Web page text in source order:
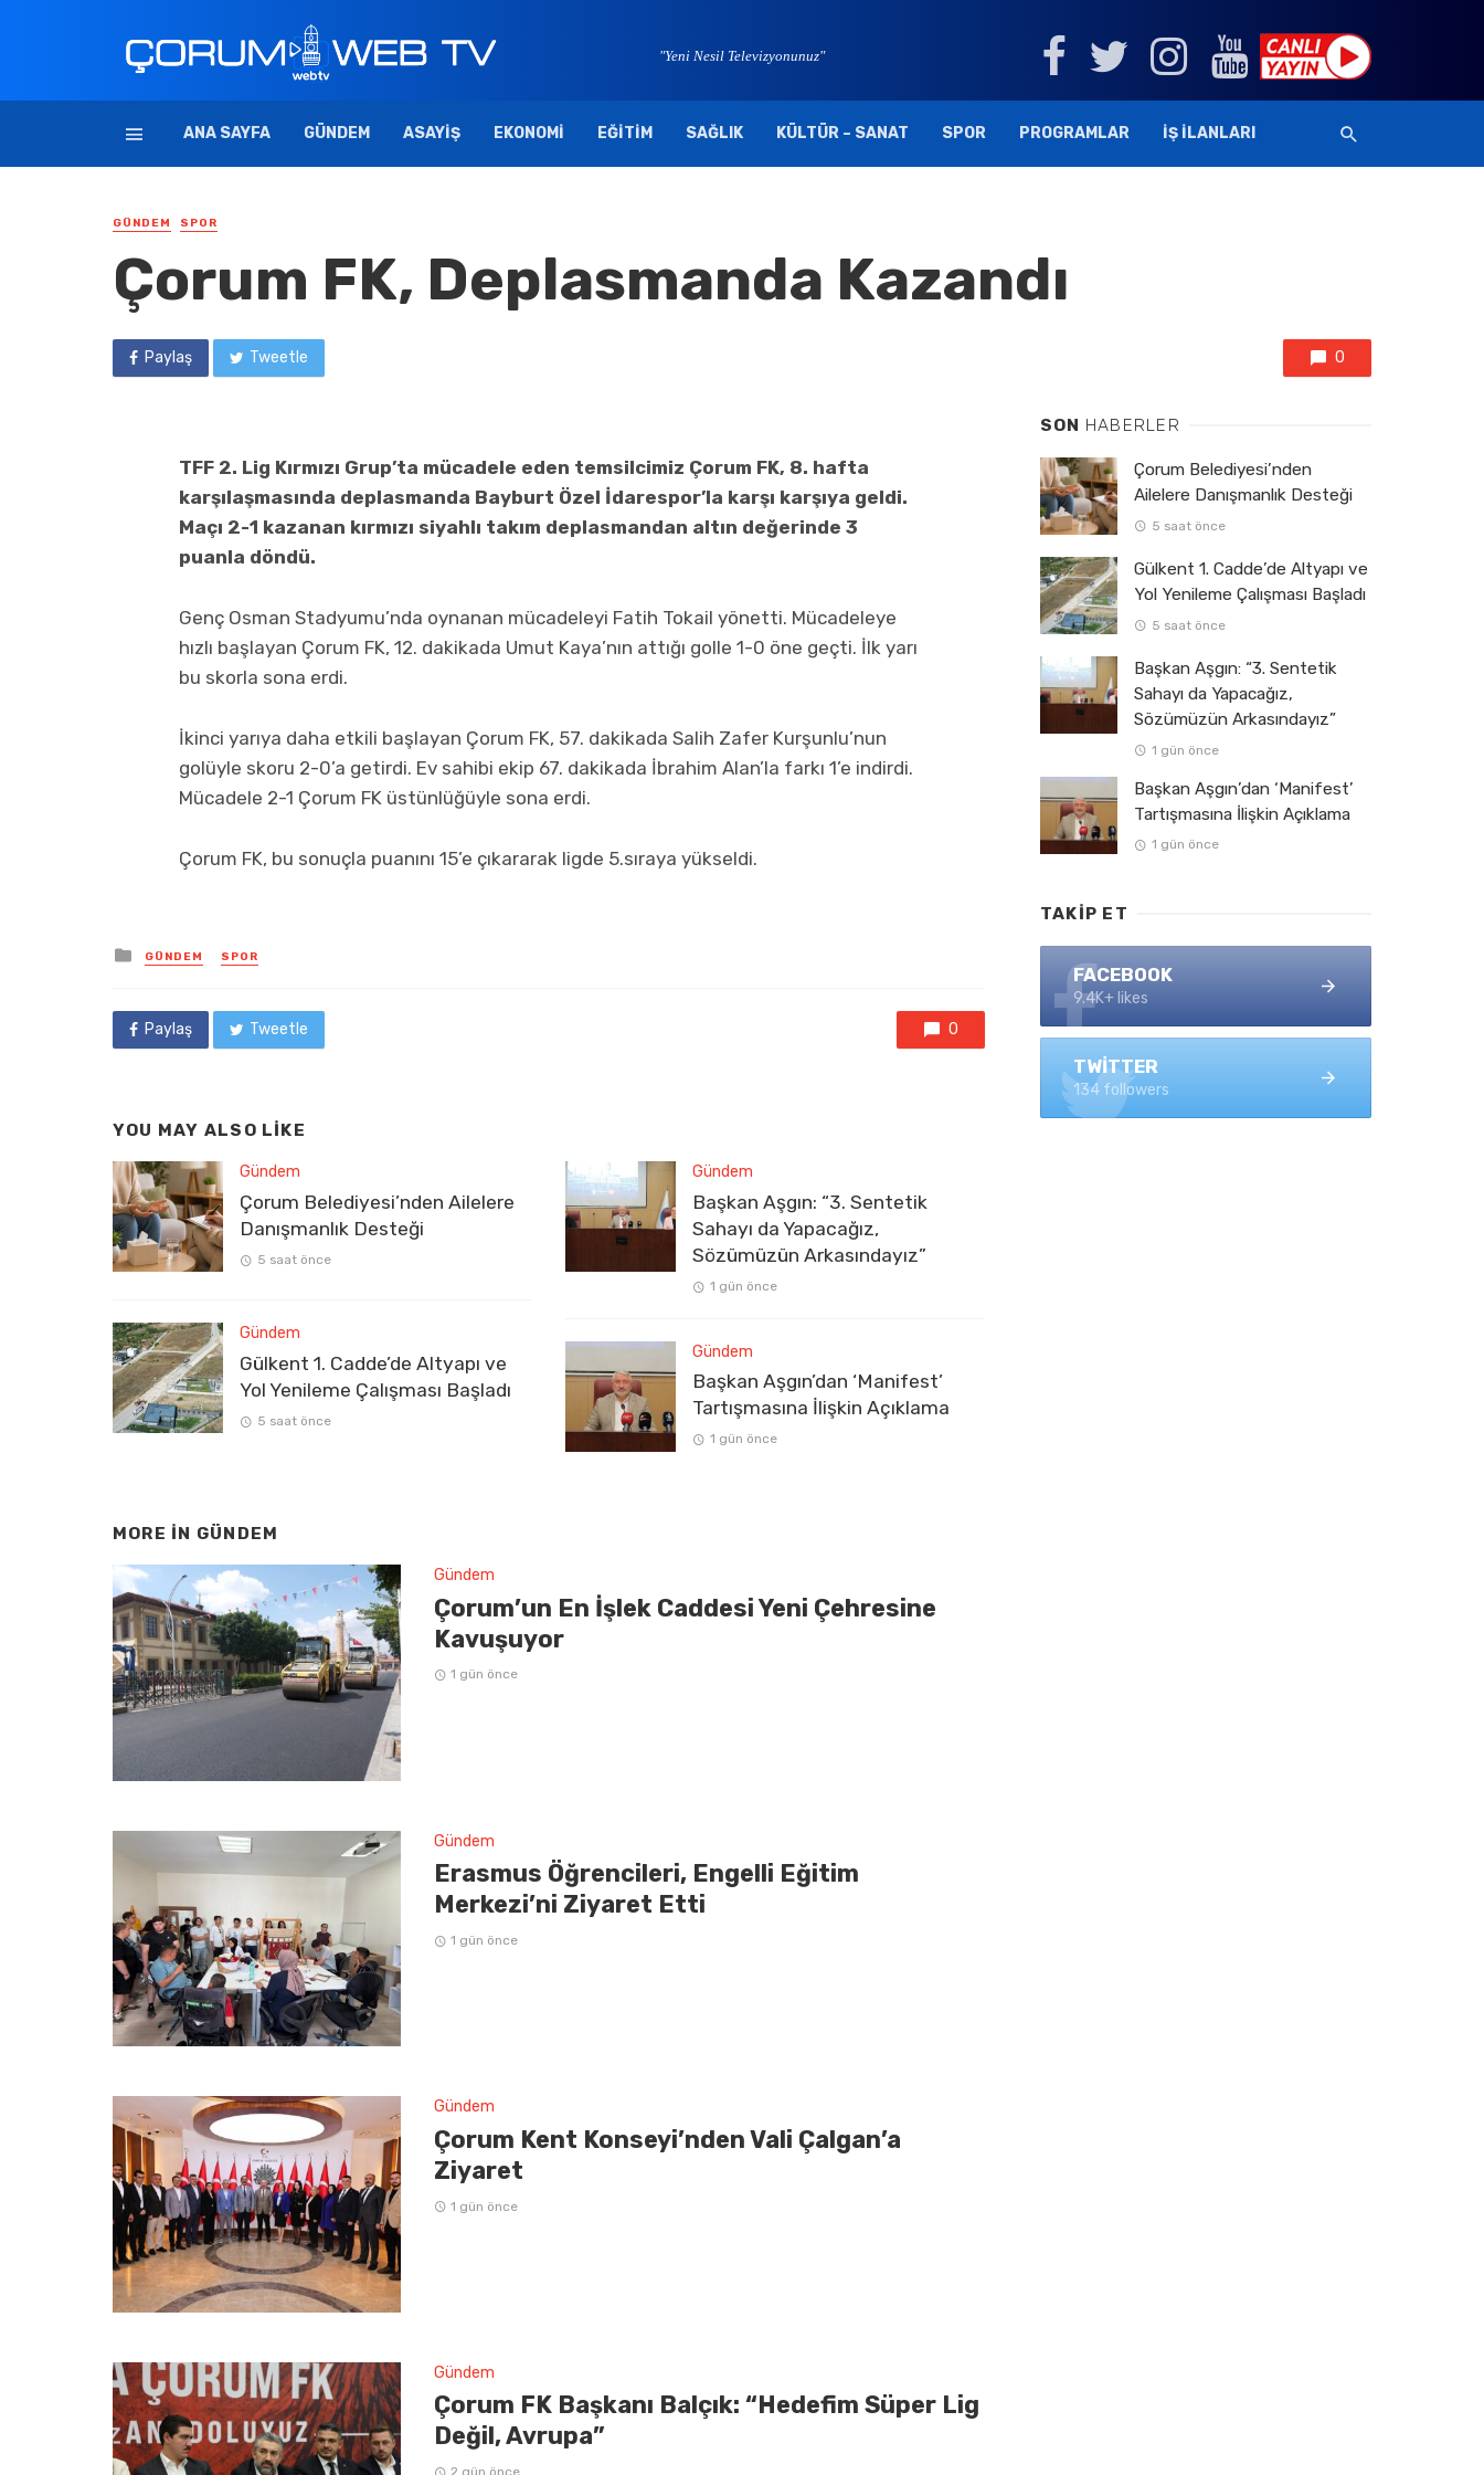
"Yeni Nesil Televizyonunuz"
ANA SAYFA GÜNDEM ASAYIŞ EKONOMI EĞITIM SAĞLIK KÜLTÜR – SANAT SPOR PROGRAMLAR İŞ İLANLARI
GÜNDEM SPOR
Çorum FK, Deplasmanda Kazandı
Paylaş Tweetle 0
TFF 2. Lig Kırmızı Grup’ta mücadele eden temsilcimiz Çorum FK, 8. hafta
karşılaşmasında deplasmanda Bayburt Özel İdarespor’la karşı karşıya geldi.
Maçı 2-1 kazanan kırmızı siyahlı takım deplasmandan altın değerinde 3
puanla döndü.
Genç Osman Stadyumu’nda oynanan mücadeleyi Fatih Tokail yönetti. Mücadeleye
hızlı başlayan Çorum FK, 12. dakikada Umut Kaya’nın attığı golle 1-0 öne geçti. İlk yarı
bu skorla sona erdi.
İkinci yarıya daha etkili başlayan Çorum FK, 57. dakikada Salih Zafer Kurşunlu’nun
golüyle skoru 2-0’a getirdi. Ev sahibi ekip 67. dakikada İbrahim Alan’la farkı 1’e indirdi.
Mücadele 2-1 Çorum FK üstünlüğüyle sona erdi.
Çorum FK, bu sonuçla puanını 15’e çıkararak ligde 5.sıraya yükseldi.
Posted
in
GÜNDEM SPOR
Paylaş Tweetle 0
YOU MAY ALSO LIKE
Gündem
Çorum Belediyesi’nden Ailelere
Danışmanlık Desteği
5 saat önce
Gündem
Gülkent 1. Cadde’de Altyapı ve
Yol Yenileme Çalışması Başladı
5 saat önce
Gündem
Başkan Aşgın: “3. Sentetik
Sahayı da Yapacağız,
Sözümüzün Arkasındayız”
1 gün önce
Gündem
Başkan Aşgın’dan ‘Manifest’
Tartışmasına İlişkin Açıklama
1 gün önce
MORE IN GÜNDEM
Gündem
Çorum’un En İşlek Caddesi Yeni Çehresine
Kavuşuyor
1 gün önce
Gündem
Erasmus Öğrencileri, Engelli Eğitim
Merkezi’ni Ziyaret Etti
1 gün önce
Gündem
Çorum Kent Konseyi’nden Vali Çalgan’a
Ziyaret
1 gün önce
Gündem
Çorum FK Başkanı Balçık: “Hedefim Süper Lig
Değil, Avrupa”
2 gün önce
SON HABERLER
Çorum Belediyesi’nden
Ailelere Danışmanlık Desteği
5 saat önce
Gülkent 1. Cadde’de Altyapı ve
Yol Yenileme Çalışması Başladı
5 saat önce
Başkan Aşgın: “3. Sentetik
Sahayı da Yapacağız,
Sözümüzün Arkasındayız”
1 gün önce
Başkan Aşgın’dan ‘Manifest’
Tartışmasına İlişkin Açıklama
1 gün önce
TAKIP ET
FACEBOOK
9.4K+ likes
TWITTER
134 followers